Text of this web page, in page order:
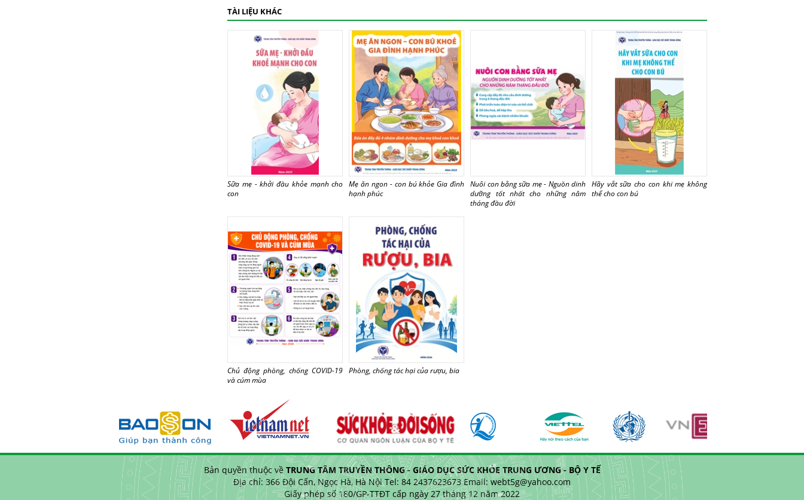
TÀI LIỆU KHÁC
Sữa mẹ - khởi đầu khỏe mạnh cho
con
Mẹ ăn ngon - con bú khỏe Gia đình
hạnh phúc
Nuôi con bằng sữa mẹ - Nguồn dinh
dưỡng tốt nhất cho những năm
tháng đầu đời
Hãy vắt sữa cho con khi mẹ không
thể cho con bú
Chủ động phòng, chống COVID-19
và cúm mùa
Phòng, chống tác hại của rượu, bia
Bản quyền thuộc về TRUNG TÂM TRUYỀN THÔNG - GIÁO DỤC SỨC KHỎE TRUNG ƯƠNG - BỘ Y TẾ
Địa chỉ: 366 Đội Cấn, Ngọc Hà, Hà Nội Tel: 84 2437623673 Email: webt5g@yahoo.com
Giấy phép số 180/GP-TTĐT cấp ngày 27 tháng 12 năm 2022